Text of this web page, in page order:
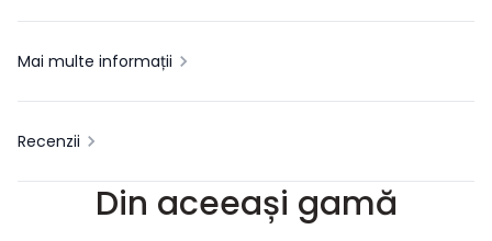
Mai multe informații
Recenzii
Din aceeași gamă